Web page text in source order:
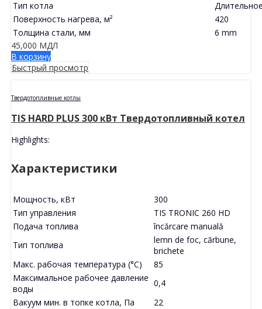
Тип котла
Поверхность нагрева, м²
420
Толщина стали, мм
6 mm
45,000 МДЛ
В корзину
Быстрый просмотр
Твердотопливные котлы
TIS HARD PLUS 300 кВт Твердотопливный котел
Highlights:
Характеристики
Мощность, кВт
300
Тип управления
TIS TRONIC 260 HD
Подача топлива
încărcare manuală
Тип топлива
lemn de foc, cărbune,
brichete
Макс. рабочая температура (°С)
85
Максимальное рабочее давление
воды
0,4
Вакуум мин. в топке котла, Па
22